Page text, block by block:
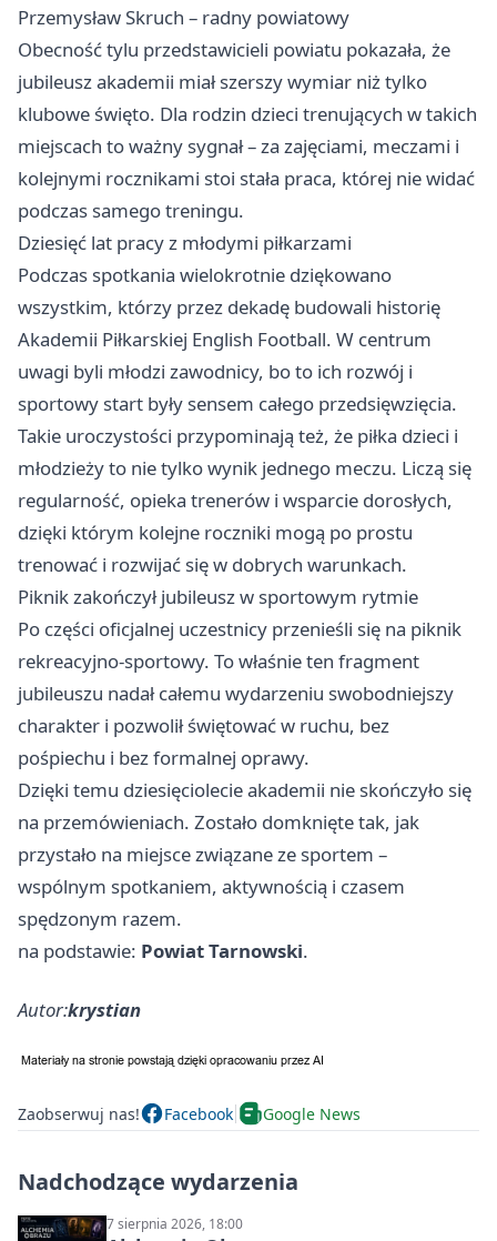
Przemysław Skruch – radny powiatowy
Obecność tylu przedstawicieli powiatu pokazała, że
jubileusz akademii miał szerszy wymiar niż tylko
klubowe święto. Dla rodzin dzieci trenujących w takich
miejscach to ważny sygnał – za zajęciami, meczami i
kolejnymi rocznikami stoi stała praca, której nie widać
podczas samego treningu.
Dziesięć lat pracy z młodymi piłkarzami
Podczas spotkania wielokrotnie dziękowano
wszystkim, którzy przez dekadę budowali historię
Akademii Piłkarskiej English Football. W centrum
uwagi byli młodzi zawodnicy, bo to ich rozwój i
sportowy start były sensem całego przedsięwzięcia.
Takie uroczystości przypominają też, że piłka dzieci i
młodzieży to nie tylko wynik jednego meczu. Liczą się
regularność, opieka trenerów i wsparcie dorosłych,
dzięki którym kolejne roczniki mogą po prostu
trenować i rozwijać się w dobrych warunkach.
Piknik zakończył jubileusz w sportowym rytmie
Po części oficjalnej uczestnicy przenieśli się na piknik
rekreacyjno-sportowy. To właśnie ten fragment
jubileuszu nadał całemu wydarzeniu swobodniejszy
charakter i pozwolił świętować w ruchu, bez
pośpiechu i bez formalnej oprawy.
Dzięki temu dziesięciolecie akademii nie skończyło się
na przemówieniach. Zostało domknięte tak, jak
przystało na miejsce związane ze sportem –
wspólnym spotkaniem, aktywnością i czasem
spędzonym razem.
na podstawie: Powiat Tarnowski.
Autor:krystian
Zaobserwuj nas! Facebook Google News
Nadchodzące wydarzenia
7 sierpnia 2026, 18:00